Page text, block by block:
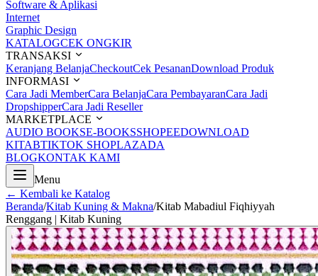
Software & Aplikasi
Internet
Graphic Design
KATALOGCEK ONGKIR
TRANSAKSI
Keranjang BelanjaCheckoutCek PesananDownload Produk
INFORMASI
Cara Jadi MemberCara BelanjaCara PembayaranCara Jadi
DropshipperCara Jadi Reseller
MARKETPLACE
AUDIO BOOKSE-BOOKSSHOPEEDOWNLOAD
KITABTIKTOK SHOPLAZADA
BLOGKONTAK KAMI
Menu
← Kembali ke Katalog
Beranda/Kitab Kuning & Makna/Kitab Mabadiul Fiqhiyyah
Renggang | Kitab Kuning